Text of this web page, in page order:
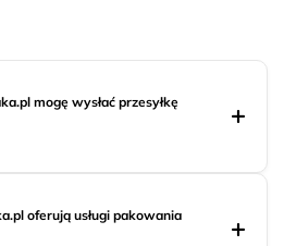
mogę wysłać przesyłkę
oferują usługi pakowania